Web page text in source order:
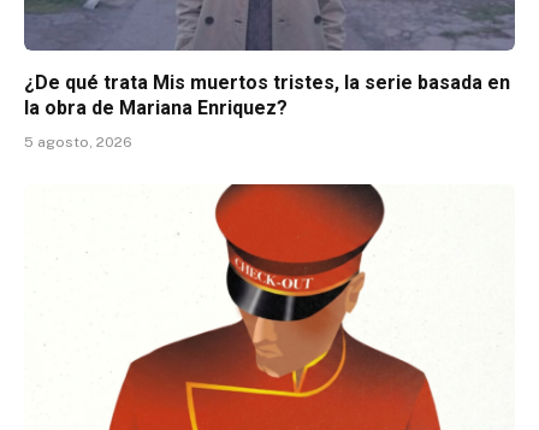
¿De qué trata Mis muertos tristes, la serie basada en
la obra de Mariana Enriquez?
5 agosto, 2026